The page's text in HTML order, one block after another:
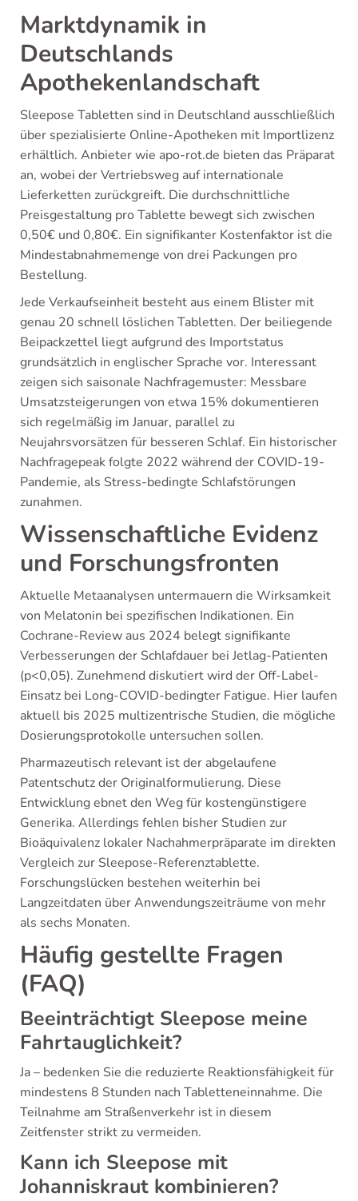
Marktdynamik in
Deutschlands
Apothekenlandschaft
Sleepose Tabletten sind in Deutschland ausschließlich
über spezialisierte Online-Apotheken mit Importlizenz
erhältlich. Anbieter wie apo-rot.de bieten das Präparat
an, wobei der Vertriebsweg auf internationale
Lieferketten zurückgreift. Die durchschnittliche
Preisgestaltung pro Tablette bewegt sich zwischen
0,50€ und 0,80€. Ein signifikanter Kostenfaktor ist die
Mindestabnahmemenge von drei Packungen pro
Bestellung.
Jede Verkaufseinheit besteht aus einem Blister mit
genau 20 schnell löslichen Tabletten. Der beiliegende
Beipackzettel liegt aufgrund des Importstatus
grundsätzlich in englischer Sprache vor. Interessant
zeigen sich saisonale Nachfragemuster: Messbare
Umsatzsteigerungen von etwa 15% dokumentieren
sich regelmäßig im Januar, parallel zu
Neujahrsvorsätzen für besseren Schlaf. Ein historischer
Nachfragepeak folgte 2022 während der COVID-19-
Pandemie, als Stress-bedingte Schlafstörungen
zunahmen.
Wissenschaftliche Evidenz
und Forschungsfronten
Aktuelle Metaanalysen untermauern die Wirksamkeit
von Melatonin bei spezifischen Indikationen. Ein
Cochrane-Review aus 2024 belegt signifikante
Verbesserungen der Schlafdauer bei Jetlag-Patienten
(p<0,05). Zunehmend diskutiert wird der Off-Label-
Einsatz bei Long-COVID-bedingter Fatigue. Hier laufen
aktuell bis 2025 multizentrische Studien, die mögliche
Dosierungsprotokolle untersuchen sollen.
Pharmazeutisch relevant ist der abgelaufene
Patentschutz der Originalformulierung. Diese
Entwicklung ebnet den Weg für kostengünstigere
Generika. Allerdings fehlen bisher Studien zur
Bioäquivalenz lokaler Nachahmerpräparate im direkten
Vergleich zur Sleepose-Referenztablette.
Forschungslücken bestehen weiterhin bei
Langzeitdaten über Anwendungszeiträume von mehr
als sechs Monaten.
Häufig gestellte Fragen
(FAQ)
Beeinträchtigt Sleepose meine
Fahrtauglichkeit?
Ja – bedenken Sie die reduzierte Reaktionsfähigkeit für
mindestens 8 Stunden nach Tabletteneinnahme. Die
Teilnahme am Straßenverkehr ist in diesem
Zeitfenster strikt zu vermeiden.
Kann ich Sleepose mit
Johanniskraut kombinieren?